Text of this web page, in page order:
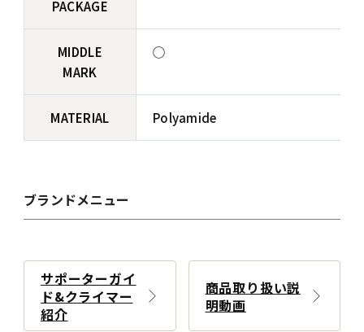
PACKAGE
MIDDLE
MARK
◯
MATERIAL Polyamide
ブランドメニュー
サポーターガイ
ド&クライマー
紹介
商品取り扱い説
明動画